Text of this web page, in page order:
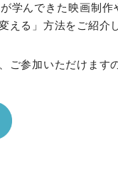
学んできた映画制
える」方法をご紹介
ご参加いただけます